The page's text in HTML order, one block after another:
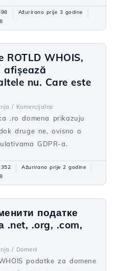
Ažurirano prije 3 godine
ROTLD WHOIS,
afișează
nu. Care este
/ Komercijalno
.ro domena prikazuju
druge ne, ovisno o
GDPR-a.
Ažurirano prije 2 godine
податке
.net, .org, .com,
/ Domeni
podatke za domene